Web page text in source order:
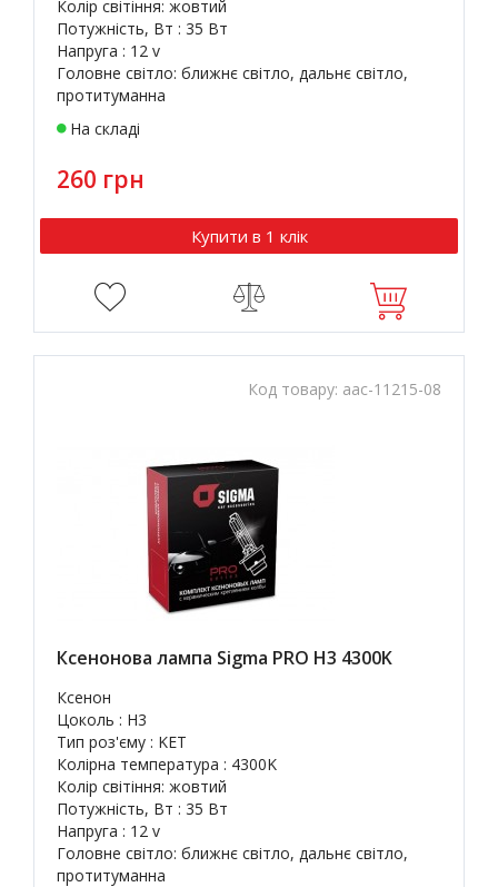
Колір світіння: жовтий
Потужність, Вт : 35 Вт
Напруга : 12 v
Головне світло: ближнє світло, дальнє світло,
протитуманна
На складі
260 грн
Купити в 1 клік
Код товару: aac-11215-08
Ксенонова лампа Sigma PRO H3 4300K
Ксенон
Цоколь : H3
Тип роз'єму : KET
Колірна температура : 4300K
Колір світіння: жовтий
Потужність, Вт : 35 Вт
Напруга : 12 v
Головне світло: ближнє світло, дальнє світло,
протитуманна